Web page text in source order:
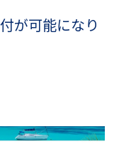
が可能になり